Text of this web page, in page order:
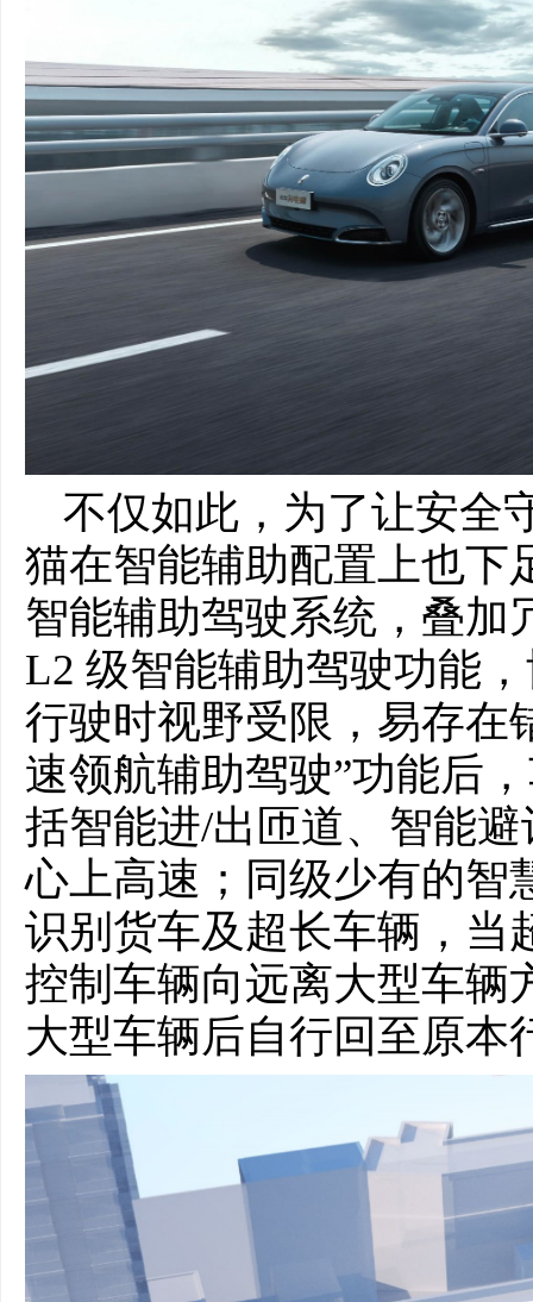
不仅如此，为了让安全
猫在智能辅助配置上也下
智能辅助驾驶系统，叠加
L2 级智能辅助驾驶功能
行驶时视野受限，易存在
速领航辅助驾驶”功能后
括智能进/出匝道、智能
心上高速；同级少有的智
识别货车及超长车辆，当
控制车辆向远离大型车辆
大型车辆后自行回至原本